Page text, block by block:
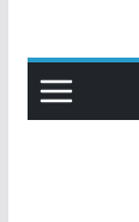
content